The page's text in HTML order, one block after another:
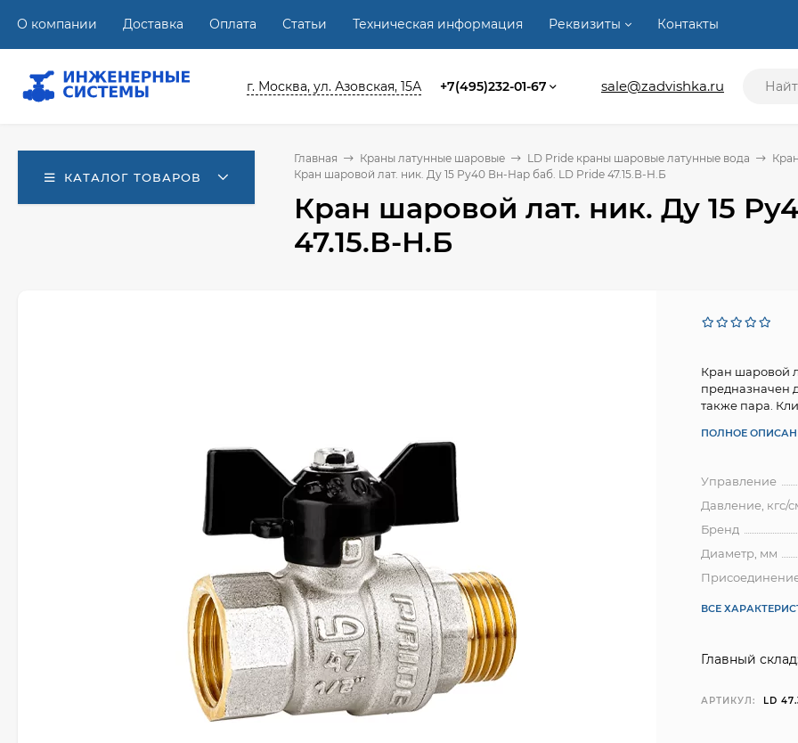
О компании Доставка Оплата Статьи Техническая информация Реквизиты Контакты
г. Москва, ул. Азовская, 15А +7(495)232-01-67 sale@zadvishka.ru
КАТАЛОГ ТОВАРОВ
Главная Краны латунные шаровые LD Pride краны шаровые латунные вода
Кран шаровой лат. ник. Ду 15 Ру40 Вн-Нар баб. LD Pride 47.15.В-Н.Б
Кран шаровой лат. ник. Ду 15
47.15.В-Н.Б
Кран шаровой
предназначен
также пара.
ПОЛНОЕ
Управление
Давление, кгс/
Бренд
Диаметр, мм
ВСЕ
Главный
АРТИКУЛ: LD